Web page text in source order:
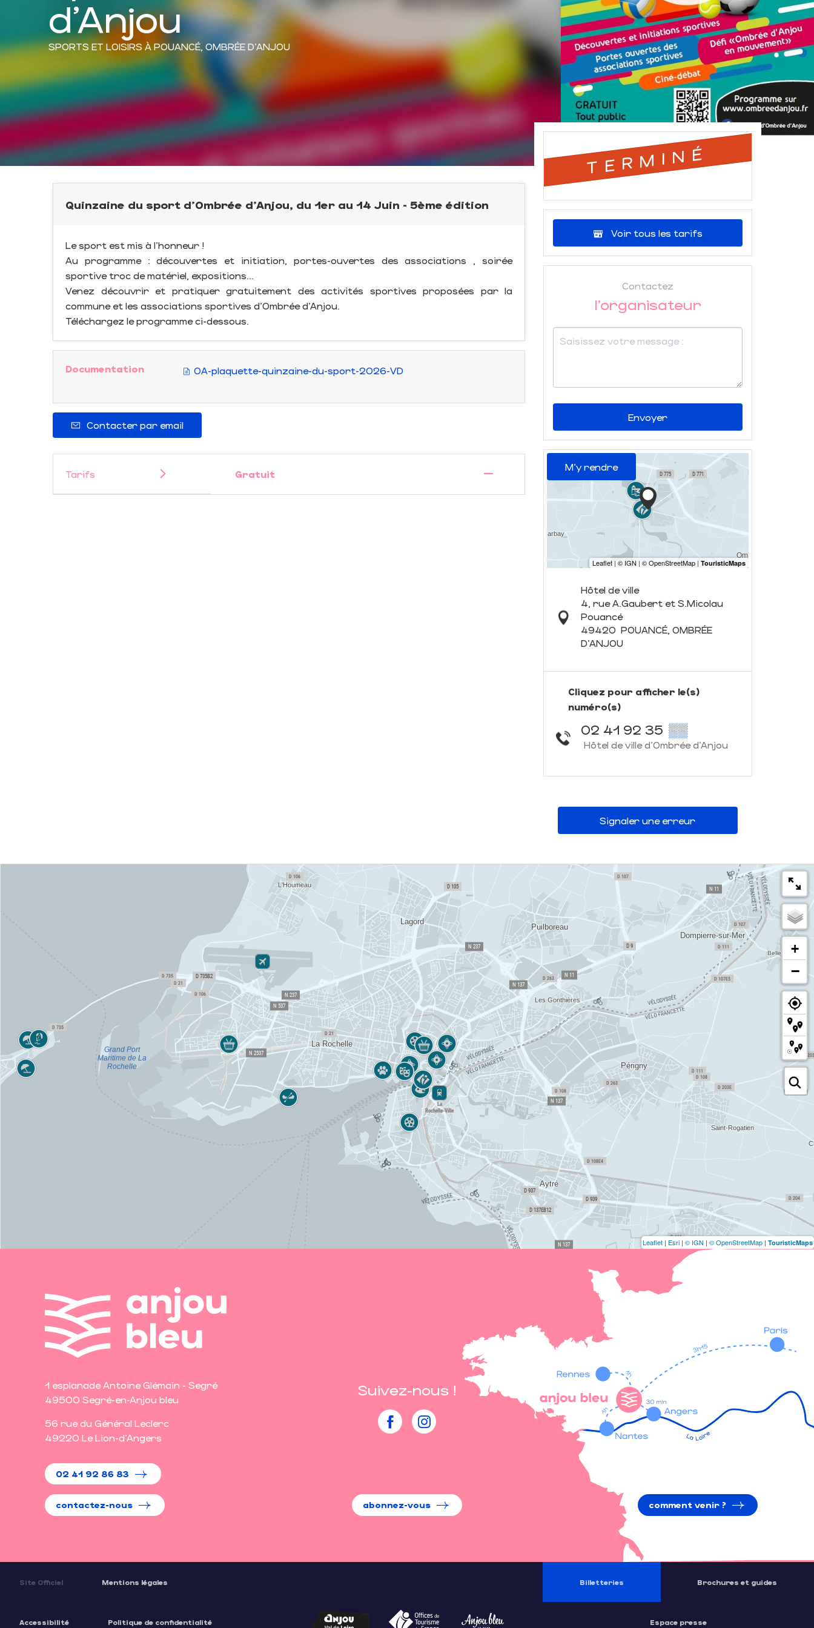
d'Anjou
SPORTS ET LOISIRS À POUANCÉ, OMBRÉE D'ANJOU
Quinzaine du sport d'Ombrée d'Anjou, du 1er au 14 Juin - 5ème édition
Le sport est mis à l'honneur !
Au programme : découvertes et initiation, portes-ouvertes des associations , soirée
sportive troc de matériel, expositions...
Venez découvrir et pratiquer gratuitement des activités sportives proposées par la
commune et les associations sportives d'Ombrée d'Anjou.
Téléchargez le programme ci-dessous.
Documentation OA-plaquette-quinzaine-du-sport-2026-VD
Contacter par email
Tarifs Gratuit —
TERMINÉ
Voir tous les tarifs
Contactez
l'organisateur
Envoyer
M'y rendre
Hôtel de ville
4, rue A.Gaubert et S.Micolau
Pouancé
49420 POUANCÉ, OMBRÉE
D'ANJOU
Cliquez pour afficher le(s)
numéro(s)
02 41 92 35 ▒▒
Hôtel de ville d'Ombrée d'Anjou
Signaler une erreur
+
−
Leaflet | Esri | © IGN | © OpenStreetMap | TouristicMaps
1 esplanade Antoine Glémain - Segré
49500 Segré-en-Anjou bleu
56 rue du Général Leclerc
49220 Le Lion-d'Angers
02 41 92 86 83
contactez-nous
Suivez-nous !
abonnez-vous comment venir ?
Site Officiel Mentions légales
Accessibilité Politique de confidentialité
Billetteries Brochures et guides
Espace presse